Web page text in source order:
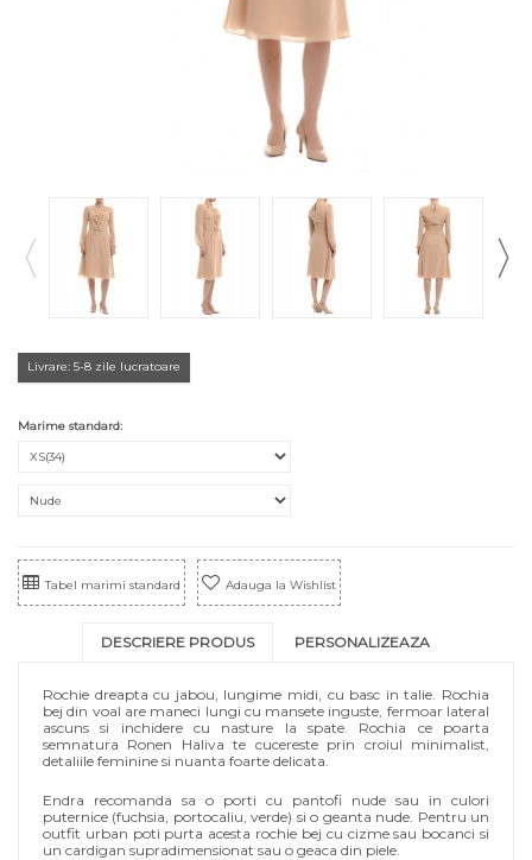
Livrare: 5-8 zile lucratoare
Marime standard:
Tabel marimi standard Adauga la Wishlist
DESCRIERE PRODUS PERSONALIZEAZA
Rochie dreapta cu jabou, lungime midi, cu basc in talie. Rochia
bej din voal are maneci lungi cu mansete inguste, fermoar lateral
ascuns si inchidere cu nasture la spate. Rochia ce poarta
semnatura Ronen Haliva te cucereste prin croiul minimalist,
detaliile feminine si nuanta foarte delicata.
Endra recomanda sa o porti cu pantofi nude sau in culori
puternice (fuchsia, portocaliu, verde) si o geanta nude. Pentru un
outfit urban poti purta acesta rochie bej cu cizme sau bocanci si
un cardigan supradimensionat sau o geaca din piele.